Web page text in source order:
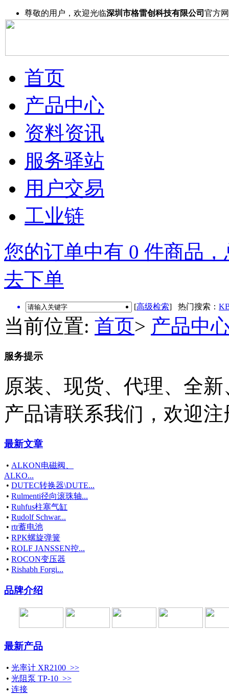
尊敬的用户，欢迎光临深圳市格雷创科技有限公司 官方
首页
产品中心
资料资讯
服务驿站
用户交易
工业链
您的订单中有 0 件商品
去下单
[高级检索] 热门搜索：
当前位置: 首页> 产品中
服务提示
原装、现货、代理、全
产品请联系我们，欢迎
最新文章
• ALKON电磁阀、
ALKO...
• DUTEC转换器\DUTE...
• Rulmenti径向滚珠轴...
• Ruhfus柱塞气缸
• Rudolf Schwar...
• rtr蓄电池
• RPK螺旋弹簧
• ROLF JANSSEN控...
• ROCON变压器
• Rishabh Forgi...
品牌介绍
最新产品
• 光率计 XR2100 >>
• 光阻泵 TP-10 >>
• 连接